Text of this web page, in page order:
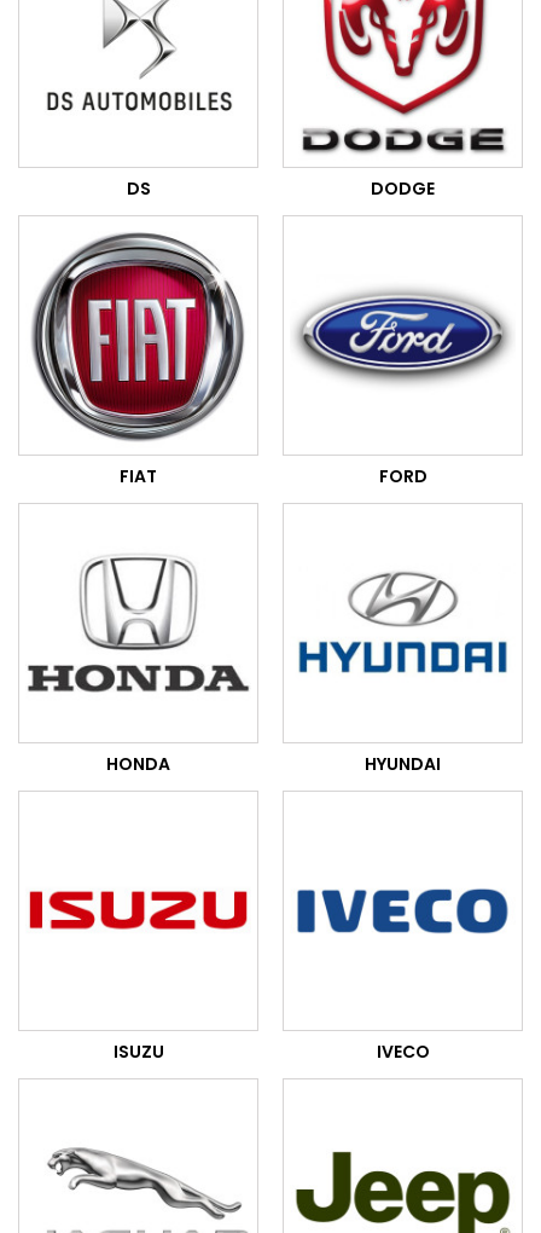
DS DODGE
FIAT FORD
HONDA HYUNDAI
ISUZU IVECO